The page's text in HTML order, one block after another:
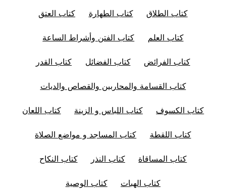
كتاب الطلاق كتاب الطهارة كتاب العتق
كتاب العلم كتاب الفتن وأشراط الساعة
كتاب الفرائض كتاب الفضائل كتاب القدر
كتاب القسامة والمحاربين والقصاص والديات
كتاب الكسوف كتاب اللباس و الزينة كتاب اللعان
كتاب اللقطة كتاب المساجد و مواضع الصلاة
كتاب المساقاة كتاب النذر كتاب النكاح
كتاب الهبات كتاب الوصية